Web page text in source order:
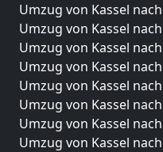
Umzug von Kassel
Umzug von Kassel
Umzug von Kassel
Umzug von Kassel
Umzug von Kassel
Umzug von Kassel
Umzug von Kassel
Umzug von Kassel